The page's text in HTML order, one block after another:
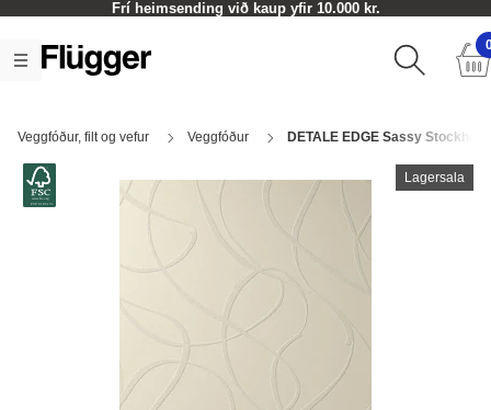
Frí heimsending við kaup yfir 10.000 kr.
Veggfóður, filt og vefur Veggfóður DETALE EDGE Sassy
Lagersala